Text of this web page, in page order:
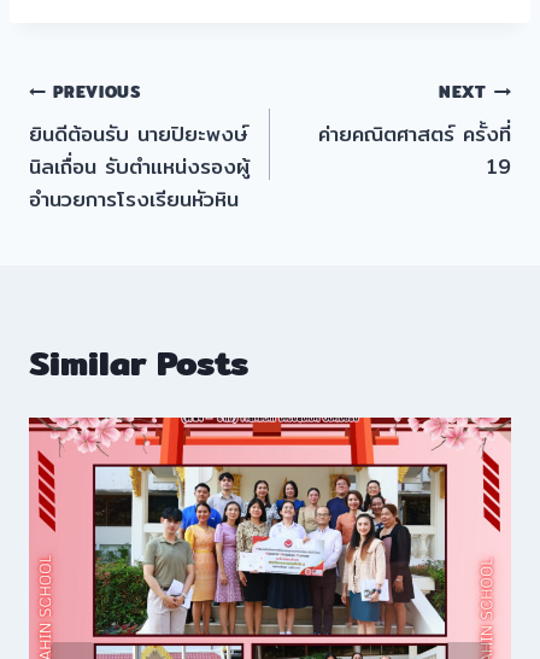
แนะแนว
เรื่อง
PREVIOUS
ยินดีต้อนรับ นายปิยะพงษ์
นิลเถื่อน รับตำแหน่งรองผู้
อำนวยการโรงเรียนหัวหิน
NEXT
ค่ายคณิตศาสตร์ ครั้งที่
19
Similar Posts